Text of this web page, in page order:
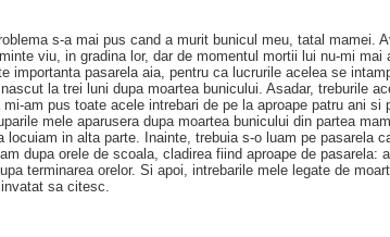
s-a mai pus cand a murit bunicul meu, tatal mamei.
viu, in gradina lor, dar de momentul mortii lui nu-mi mai
pasarela aia, pentru ca lucrurile acelea se
la trei luni dupa moartea bunicului. Asadar, treburile
am pus toate acele intrebari de pe la aproape patru ani si
mele aparusera dupa moartea bunicului din partea
in alta parte. Inainte, trebuia s-o luam pe pasarela
dupa orele de scoala, cladirea fiind aproape de pasarela:
terminarea orelor. Si apoi, intrebarile mele legate de
sa citesc.